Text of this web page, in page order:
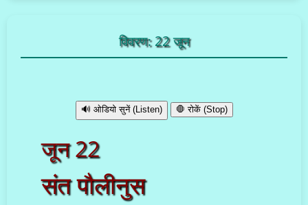
विवरण: 22 जून
🔊 ओडियो सुनें (Listen) 🛑 रोकें (Stop)
जून 22
संत पौलीनुस